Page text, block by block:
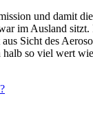
und damit
im Ausland
Sicht des
so viel wert